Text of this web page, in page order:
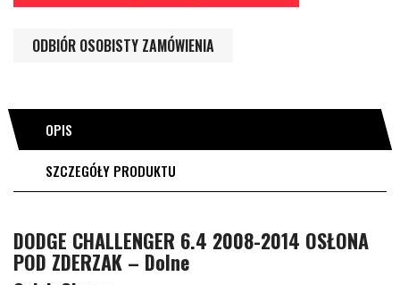
ODBIÓR OSOBISTY ZAMÓWIENIA
OPIS
SZCZEGÓŁY PRODUKTU
DODGE CHALLENGER 6.4 2008-2014 OSŁONA
POD ZDERZAK – Dolne